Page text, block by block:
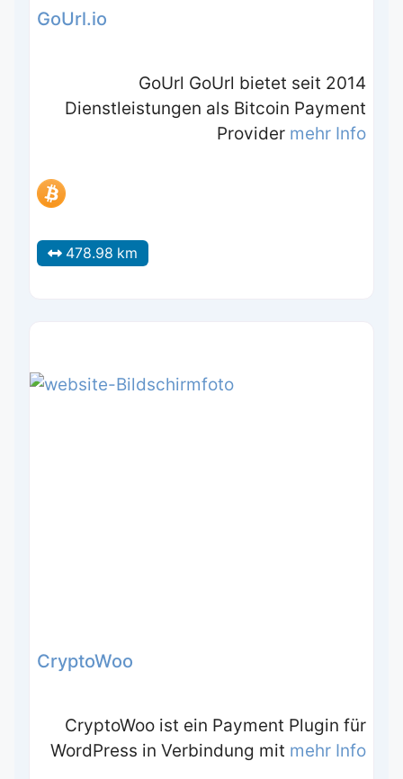
GoUrl.io
GoUrl GoUrl bietet seit 2014
Dienstleistungen als Bitcoin Payment
Provider mehr Info
478.98 km
CryptoWoo
CryptoWoo ist ein Payment Plugin für
WordPress in Verbindung mit mehr Info